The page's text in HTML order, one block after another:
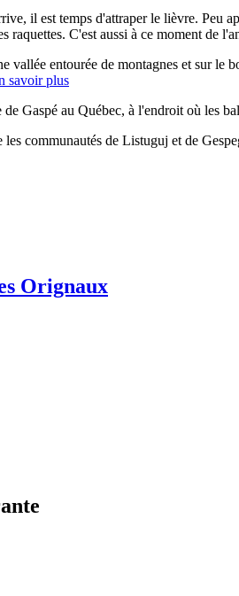
il est temps d'attraper le lièvre. Peu
raquettes. C'est aussi à ce moment de
vallée entourée de montagnes et sur le
savoir plus
Gaspé au Québec, à l'endroit où les
les communautés de Listuguj et de
Orignaux